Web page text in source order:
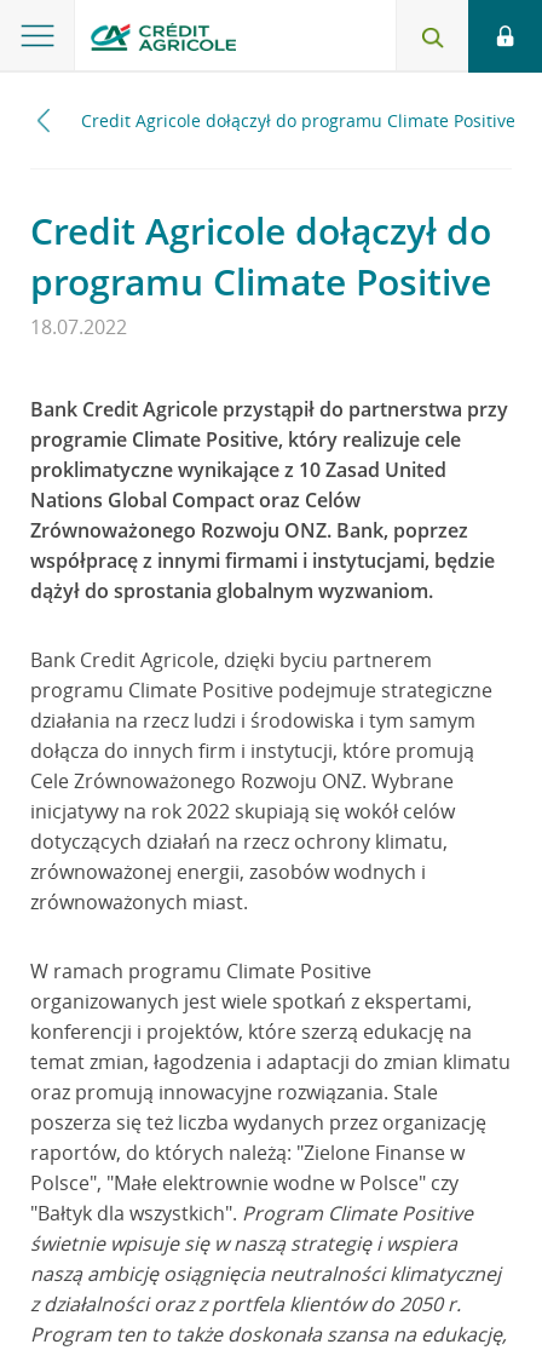
2022 Credit Agricole dołączył do programu Climate Positive
Credit Agricole dołączył do
programu Climate Positive
18.07.2022
Bank Credit Agricole przystąpił do partnerstwa przy
programie Climate Positive, który realizuje cele
proklimatyczne wynikające z 10 Zasad United
Nations Global Compact oraz Celów
Zrównoważonego Rozwoju ONZ. Bank, poprzez
współpracę z innymi firmami i instytucjami, będzie
dążył do sprostania globalnym wyzwaniom.
Bank Credit Agricole, dzięki byciu partnerem
programu Climate Positive podejmuje strategiczne
działania na rzecz ludzi i środowiska i tym samym
dołącza do innych firm i instytucji, które promują
Cele Zrównoważonego Rozwoju ONZ. Wybrane
inicjatywy na rok 2022 skupiają się wokół celów
dotyczących działań na rzecz ochrony klimatu,
zrównoważonej energii, zasobów wodnych i
zrównoważonych miast.
W ramach programu Climate Positive
organizowanych jest wiele spotkań z ekspertami,
konferencji i projektów, które szerzą edukację na
temat zmian, łagodzenia i adaptacji do zmian klimatu
oraz promują innowacyjne rozwiązania. Stale
poszerza się też liczba wydanych przez organizację
raportów, do których należą: "Zielone Finanse w
Polsce", "Małe elektrownie wodne w Polsce" czy
"Bałtyk dla wszystkich". Program Climate Positive
świetnie wpisuje się w naszą strategię i wspiera
naszą ambicję osiągnięcia neutralności klimatycznej
z działalności oraz z portfela klientów do 2050 r.
Program ten to także doskonała szansa na edukację,